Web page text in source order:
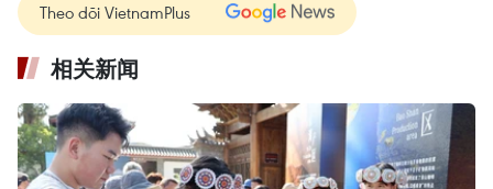
Theo dõi VietnamPlus
相关新闻